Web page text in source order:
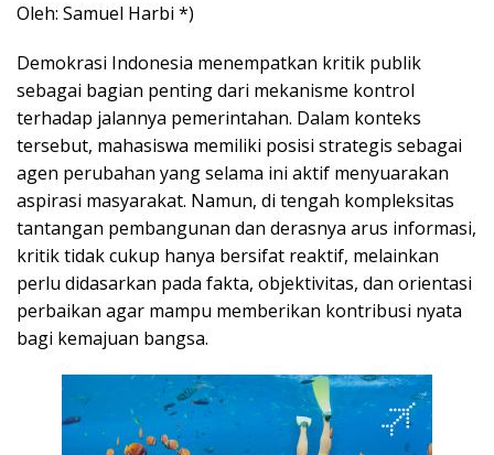
Oleh: Samuel Harbi *)
Demokrasi Indonesia menempatkan kritik publik
sebagai bagian penting dari mekanisme kontrol
terhadap jalannya pemerintahan. Dalam konteks
tersebut, mahasiswa memiliki posisi strategis sebagai
agen perubahan yang selama ini aktif menyuarakan
aspirasi masyarakat. Namun, di tengah kompleksitas
tantangan pembangunan dan derasnya arus informasi,
kritik tidak cukup hanya bersifat reaktif, melainkan
perlu didasarkan pada fakta, objektivitas, dan orientasi
perbaikan agar mampu memberikan kontribusi nyata
bagi kemajuan bangsa.